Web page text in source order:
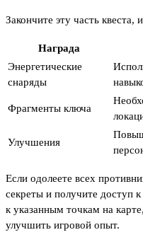
Закончите эту часть квеста,
Награда
Энергетические
снаряды
Фрагменты ключа
Улучшения
Если одолеете всех
секреты и получите доступ
к указанным точкам на
улучшить игровой опыт.